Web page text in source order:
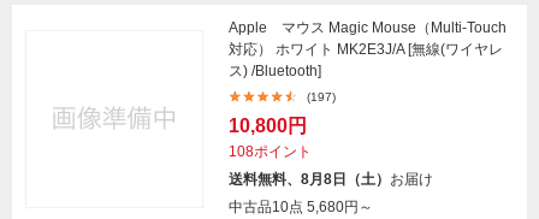
Apple マウス Magic Mouse（Multi-Touch
対応） ホワイト MK2E3J/A [無線(ワイヤレ
ス) /Bluetooth]
(197)
10,800円
108ポイント
送料無料、8月8日（土） お届け
中古品10点 5,680円～